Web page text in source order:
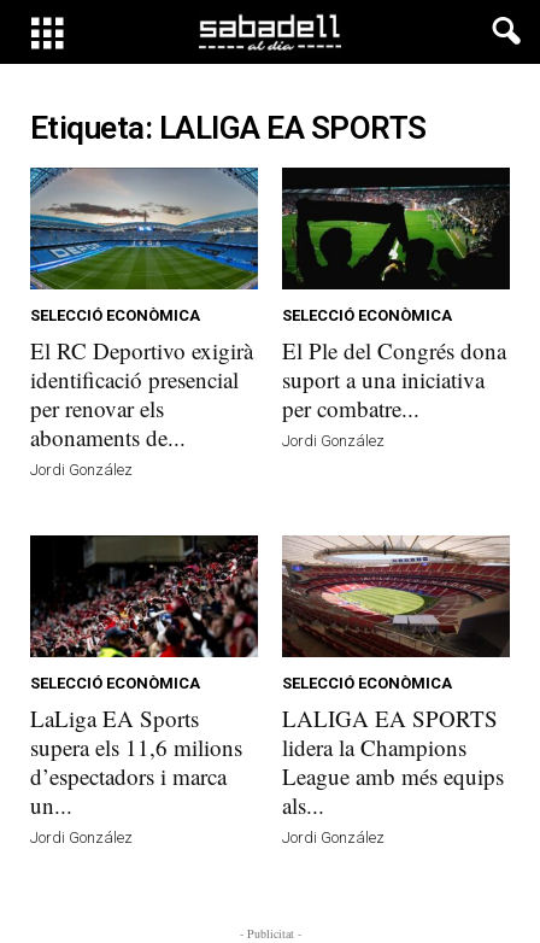
Etiqueta: LALIGA EA SPORTS
SELECCIÓ ECONÒMICA
El RC Deportivo exigirà
identificació presencial
per renovar els
abonaments de...
Jordi González
SELECCIÓ ECONÒMICA
El Ple del Congrés dona
suport a una iniciativa
per combatre...
Jordi González
SELECCIÓ ECONÒMICA
LaLiga EA Sports
supera els 11,6 milions
d’espectadors i marca
un...
Jordi González
SELECCIÓ ECONÒMICA
LALIGA EA SPORTS
lidera la Champions
League amb més equips
als...
Jordi González
- Publicitat -